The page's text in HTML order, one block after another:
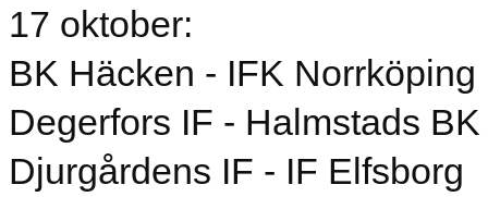
17 oktober:
BK Häcken - IFK Norrköping
Degerfors IF - Halmstads BK
Djurgårdens IF - IF Elfsborg